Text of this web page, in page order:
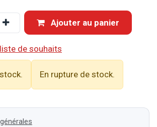
Ajouter au panier
de souhaits
En rupture de stock.